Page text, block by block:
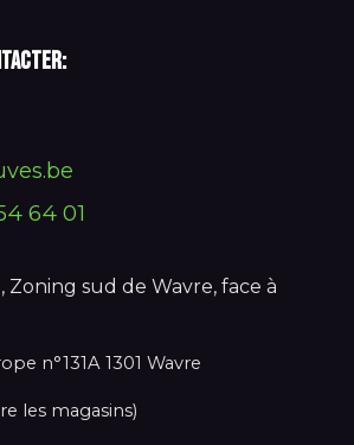
64 01
Zoning sud de Wavre, face à
n°131A 1301 Wavre
les magasins)